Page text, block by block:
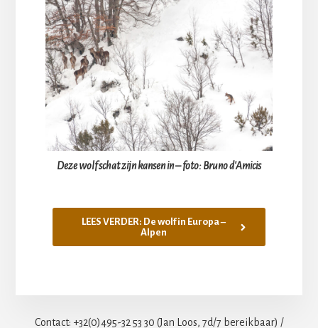
Deze wolf schat zijn kansen in – foto: Bruno d'Amicis
LEES VERDER: De wolf in Europa –
Alpen
Contact: +32(0)495-32 53 30 (Jan Loos, 7d/7 bereikbaar) /